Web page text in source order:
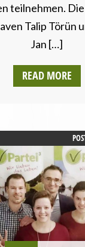
teilnehmen.
Talip Törün
Jan […]
READ MORE